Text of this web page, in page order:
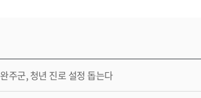
완주군, 청년 진로 설정 돕는다